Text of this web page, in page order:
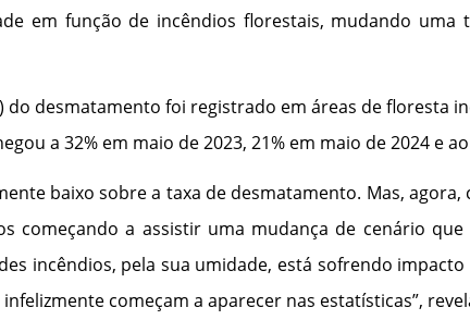
em função de incêndios florestais, mudando uma
do desmatamento foi registrado em áreas de floresta
a 32% em maio de 2023, 21% em maio de 2024 e
baixo sobre a taxa de desmatamento. Mas,
começando a assistir uma mudança de cenário
incêndios, pela sua umidade, está sofrendo
começam a aparecer nas estatísticas”,